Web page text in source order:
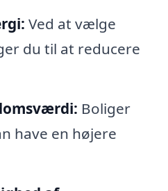
Ved at vælge
du til at reducere
Boliger
have en højere